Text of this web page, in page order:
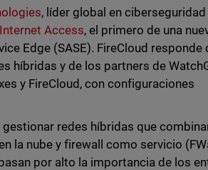
, líder global en ciberseguridad
Access, el primero de una
Edge (SASE). FireCloud responde
híbridas y de los partners de
y FireCloud, con configuraciones
redes híbridas que
la nube y firewall como servicio
por alto la importancia de los